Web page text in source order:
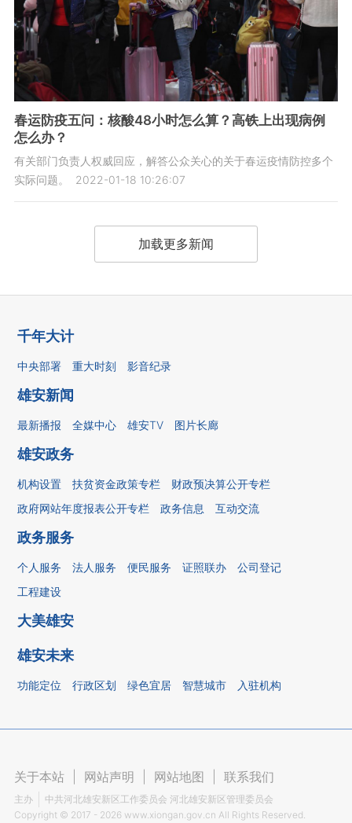
春运防疫五问：核酸48小时怎么算？高铁上出现病例
怎么办？
有关部门负责人权威回应，解答公众关心的关于春运疫情防控多个
实际问题。
2022-01-18 10:26:07
加载更多新闻
千年大计
中央部署 重大时刻 影音纪录
雄安新闻
最新播报 全媒中心 雄安TV 图片长廊
雄安政务
机构设置 扶贫资金政策专栏
财政预决算公开专栏
政府网站年度报表公开专栏
政务信息 互动交流
政务服务
个人服务 法人服务 便民服务 证照联办
公司登记
工程建设
大美雄安
雄安未来
功能定位 行政区划 绿色宜居 智慧城市 入驻机构
关于本站 网站声明 网站地图 联系我们
主办
中共河北雄安新区工作委员会 河北雄安新区管理委员会
Copyright © 2017 - 2026 www.xiongan.gov.cn All Rights Reserved.